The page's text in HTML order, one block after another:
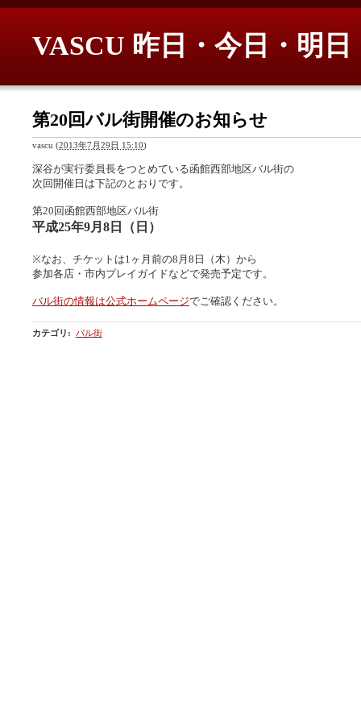
VASCU 昨日・今日・明日
第20回バル街開催のお知らせ
vascu (2013年7月29日 15:10)
深谷が実行委員長をつとめている函館西部地区バル街の
次回開催日は下記のとおりです。
第20回函館西部地区バル街
平成25年9月8日（日）
※なお、チケットは1ヶ月前の8月8日（木）から
参加各店・市内プレイガイドなどで発売予定です。
バル街の情報は公式ホームページでご確認ください。
カテゴリ : バル街